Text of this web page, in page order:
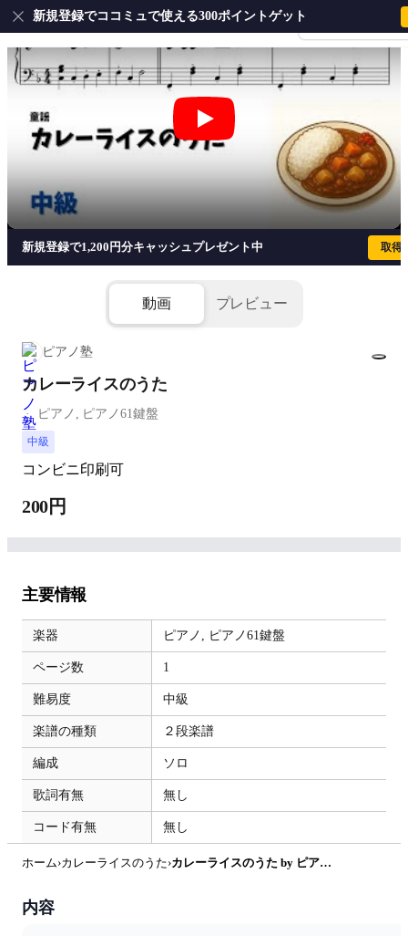
会員登録・ログイ
新規登録でココミュで使える300ポイントゲット
カレーライスのうた
新規登録で1,200円分キャッシュプレゼント中 取得
動画 プレビュー
ピアノ塾
カレーライスのうた
ピアノ, ピアノ61鍵盤
中級
コンビニ印刷可
200円
主要情報
楽器 ピアノ, ピアノ61鍵盤
ページ数 1
難易度 中級
楽譜の種類 ２段楽譜
編成 ソロ
歌詞有無 無し
コード有無 無し
ホーム›カレーライスのうた› カレーライスのうた by ピアノ塾
内容